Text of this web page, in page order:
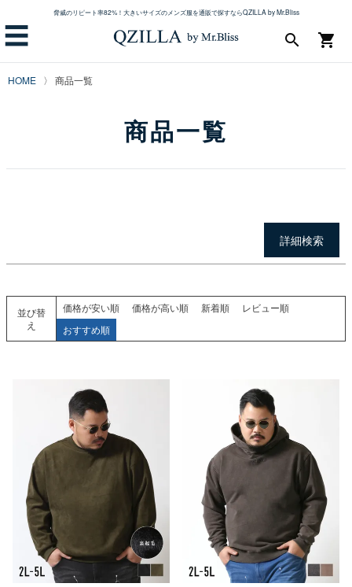
脅威のリピート率82%！大きいサイズのメンズ服を通販で探すならQZILLA by Mr.Bliss
☰ shopping_cart
search
HOME 商品一覧
商品一覧
詳細検索
カラー
グレー
並び替
え
価格が安い順 価格が高い順 新着順
レビュー順
おすすめ順